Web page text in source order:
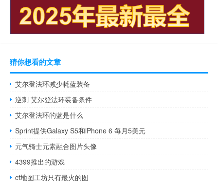
猜你想看的文章
艾尔登法环减少耗蓝装备
逆刺 艾尔登法环装备条件
艾尔登法环的蓝是什么
Sprint提供Galaxy S5和iPhone 6 每月5美元
元气骑士元素融合图片头像
4399推出的游戏
cf地图工坊只有最火的图